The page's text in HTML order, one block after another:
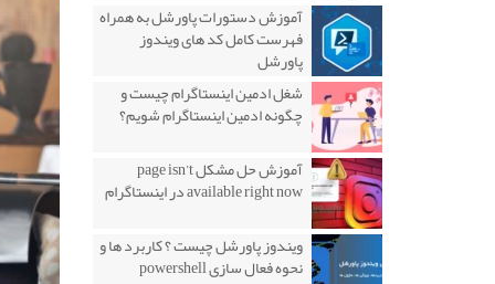
آموزش دستورات پاورشل به همراه
فهرست کامل کد های ویندوز
پاورشل
شغل ادمین اینستاگرام چیست و
چگونه ادمین اینستاگرام شویم؟
آموزش حل مشکل page isn’t
available right now در اینستاگرام
ویندوز پاورشل چیست ؟ کاربرد ها و
نحوه فعال سازی powershell